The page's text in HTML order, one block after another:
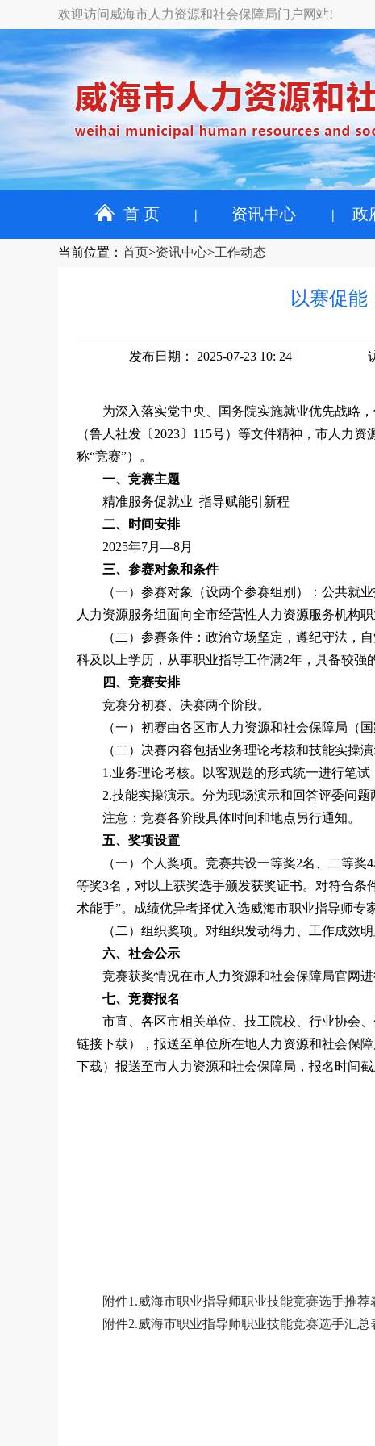
欢迎访问威海市人力资源和社会保障局门户网站!
首 页 资讯中心 政
当前位置 ： 首页>资讯中心>工作动态
以赛促能
发布日期： 2025-07-23 10: 24
为深入落实党中央、国务院实施就业优先战略
（鲁人社发〔2023〕115号）等文件精神，市人力
称“竞赛”）。
一、竞赛主题
精准服务促就业 指导赋能引新程
二、时间安排
2025年7月—8月
三、参赛对象和条件
（一）参赛对象（设两个参赛组别）：公共就
人力资源服务组面向全市经营性人力资源服务机构
（二）参赛条件：政治立场坚定，遵纪守法，
科及以上学历，从事职业指导工作满2年，具备较强
四、竞赛安排
竞赛分初赛、决赛两个阶段。
（一）初赛由各区市人力资源和社会保障局（
（二）决赛内容包括业务理论考核和技能实操
1.业务理论考核。以客观题的形式统一进行笔试
2.技能实操演示。分为现场演示和回答评委问题
注意：竞赛各阶段具体时间和地点另行通知。
五、奖项设置
（一）个人奖项。竞赛共设一等奖2名、二等
等奖3名，对以上获奖选手颁发获奖证书。对符合
术能手”。成绩优异者择优入选威海市职业指导师专
（二）组织奖项。对组织发动得力、工作成效
六、社会公示
竞赛获奖情况在市人力资源和社会保障局官网
七、竞赛报名
市直、各区市相关单位、技工院校、行业协会
链接下载），报送至单位所在地人力资源和社会保
下载）报送至市人力资源和社会保障局，报名时间截
附件1.威海市职业指导师职业技能竞赛选手推荐
附件2.威海市职业指导师职业技能竞赛选手汇总